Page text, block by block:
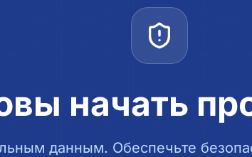
начать
данным. Обеспечьте